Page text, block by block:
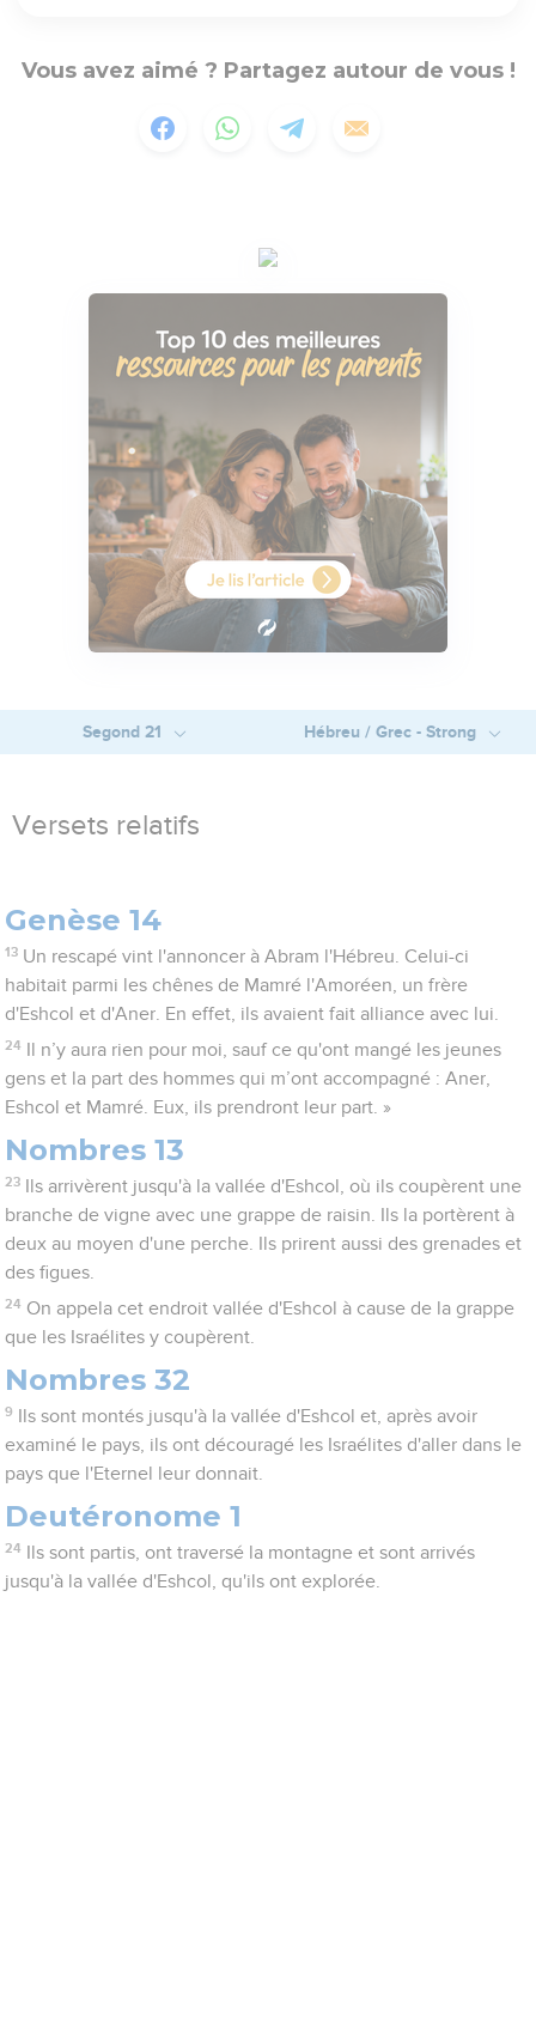
Vous avez aimé ? Partagez autour de vous !
Segond 21 Hébreu / Grec - Strong
Versets relatifs
Genèse 14
13 Un rescapé vint l'annoncer à Abram l'Hébreu. Celui-ci
habitait parmi les chênes de Mamré l'Amoréen, un frère
d'Eshcol et d'Aner. En effet, ils avaient fait alliance avec lui.
24
Il n’y aura rien pour moi, sauf ce qu'ont mangé les jeunes
gens et la part des hommes qui m’ont accompagné : Aner,
Eshcol et Mamré. Eux, ils prendront leur part. »
Nombres 13
23
Ils arrivèrent jusqu'à la vallée d'Eshcol, où ils coupèrent une
branche de vigne avec une grappe de raisin. Ils la portèrent à
deux au moyen d'une perche. Ils prirent aussi des grenades et
des figues.
24 On appela cet endroit vallée d'Eshcol à cause de la grappe
que les Israélites y coupèrent.
Nombres 32
9
Ils sont montés jusqu'à la vallée d'Eshcol et, après avoir
examiné le pays, ils ont découragé les Israélites d'aller dans le
pays que l'Eternel leur donnait.
Deutéronome 1
24
Ils sont partis, ont traversé la montagne et sont arrivés
jusqu'à la vallée d'Eshcol, qu'ils ont explorée.